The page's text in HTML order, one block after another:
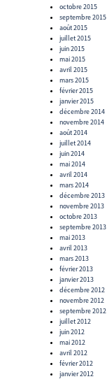
octobre 2015
septembre 2015
août 2015
juillet 2015
juin 2015
mai 2015
avril 2015
mars 2015
février 2015
janvier 2015
décembre 2014
novembre 2014
août 2014
juillet 2014
juin 2014
mai 2014
avril 2014
mars 2014
décembre 2013
novembre 2013
octobre 2013
septembre 2013
mai 2013
avril 2013
mars 2013
février 2013
janvier 2013
décembre 2012
novembre 2012
septembre 2012
juillet 2012
juin 2012
mai 2012
avril 2012
février 2012
janvier 2012